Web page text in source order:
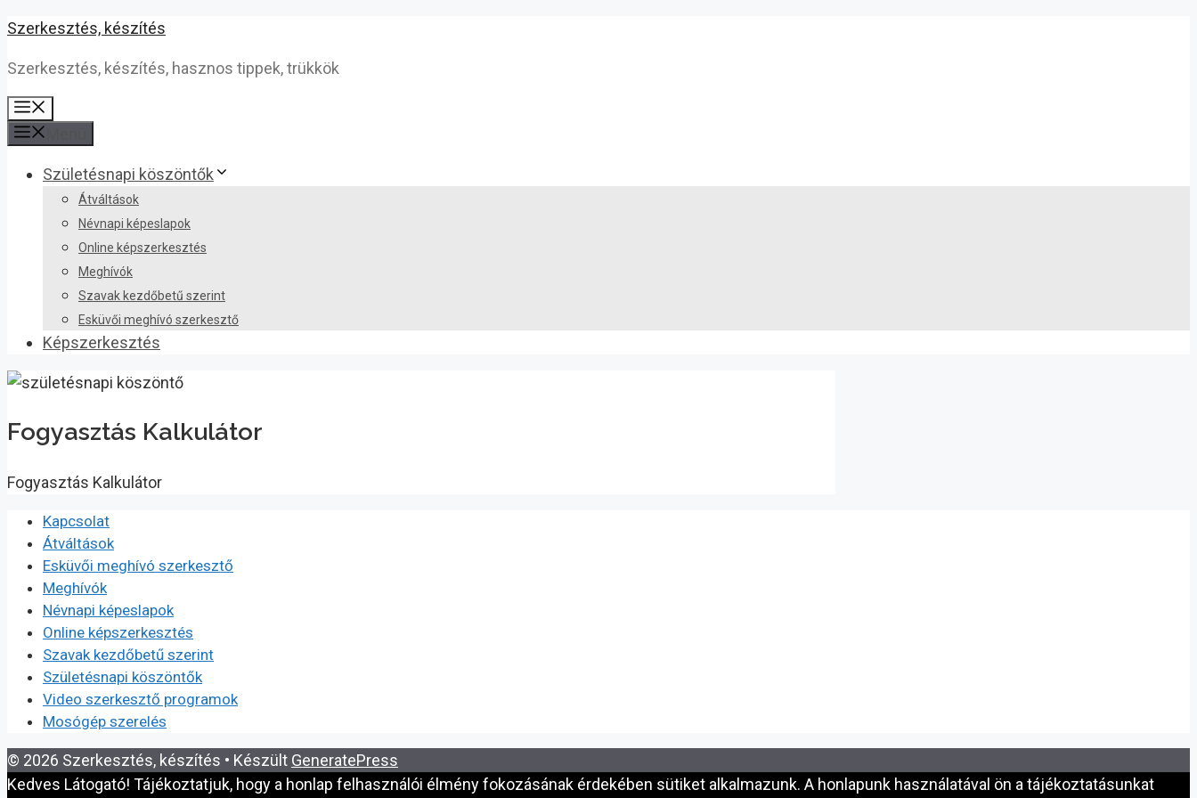
Kilépés
tartalomba
Szerkesztés, készítés
Szerkesztés, készítés, hasznos tippek, trükkök
Születésnapi köszöntők
Átváltások
Névnapi képeslapok
Online képszerkesztés
Meghívók
Szavak kezdőbetű szerint
Esküvői meghívó szerkesztő
Képszerkesztés
Fogyasztás Kalkulátor
Fogyasztás Kalkulátor
Kapcsolat
Átváltások
Esküvői meghívó szerkesztő
Meghívók
Névnapi képeslapok
Online képszerkesztés
Szavak kezdőbetű szerint
Születésnapi köszöntők
Video szerkesztő programok
Mosógép szerelés
© 2026 Szerkesztés, készítés • Készült GeneratePress
Kedves Látogató! Tájékoztatjuk, hogy a honlap felhasználói élmény fokozásának érdekében sütiket alkalmazunk. A honlapunk használatával ön a tájékoztatásunkat